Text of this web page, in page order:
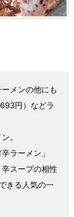
メンの他にも
円）などラ
。
ラーメン」
スープの相性
きる人気の一